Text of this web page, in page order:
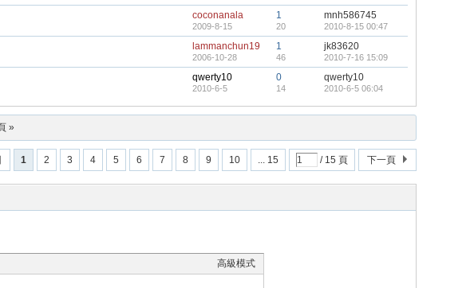
coconanala
2009-8-15
1
20
mnh586745
2010-8-15 00:47
lammanchun19
2006-10-28
1
46
jk83620
2010-7-16 15:09
qwerty10
2010-6-5
0
14
qwerty10
2010-6-5 06:04
»
1 2 3 4 5 6 7 8 9 10 ... 15 / 15 頁 下一頁
高級模式